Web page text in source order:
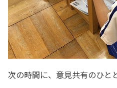
次の時間に、意見共有のひと